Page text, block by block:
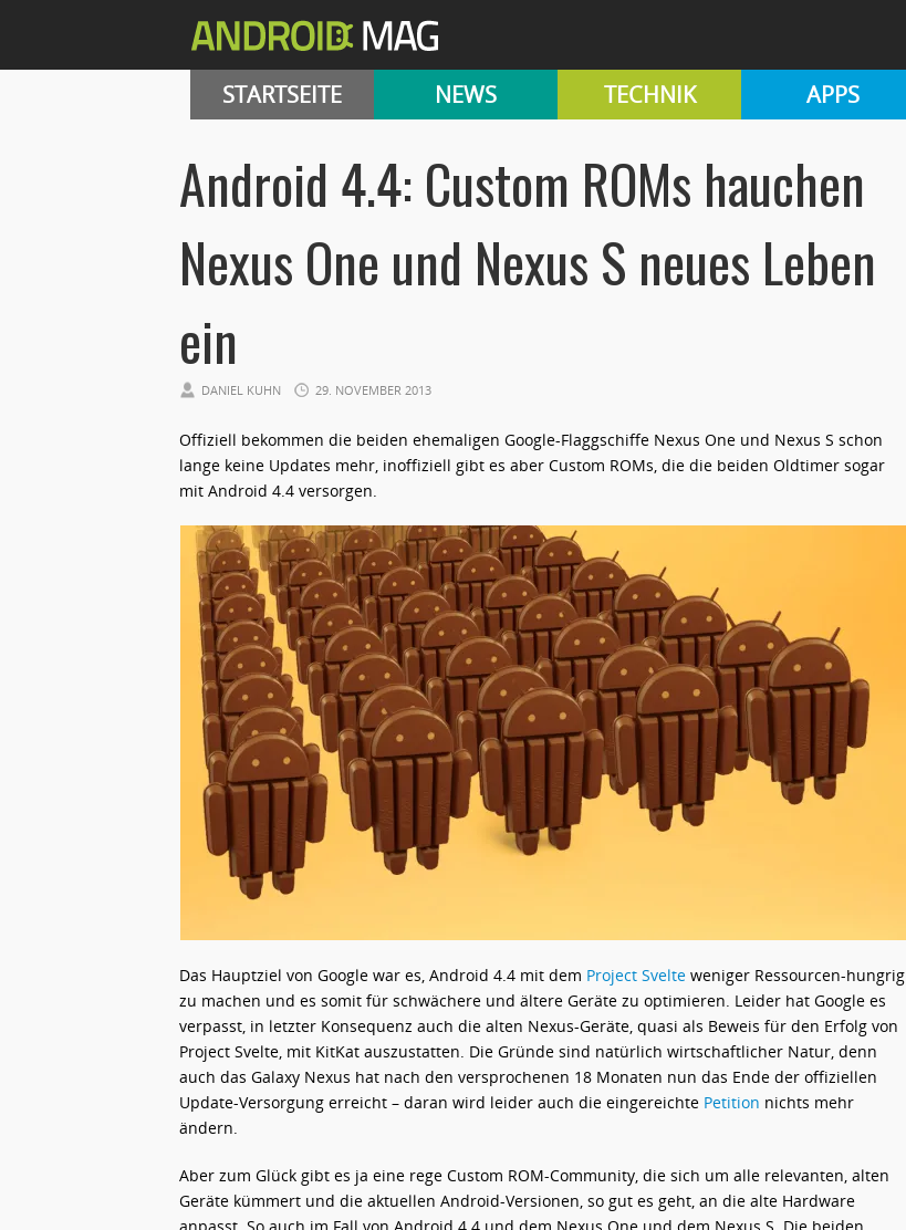
STARTSEITE NEWS TECHNIK APPS
Android 4.4: Custom ROMs hauchen
Nexus One und Nexus S neues Leben
ein
DANIEL KUHN 29. NOVEMBER 2013
Offiziell bekommen die beiden ehemaligen Google-Flaggschiffe Nexus One und Nexus S schon
lange keine Updates mehr, inoffiziell gibt es aber Custom ROMs, die die beiden Oldtimer sogar
mit Android 4.4 versorgen.
Das Hauptziel von Google war es, Android 4.4 mit dem Project Svelte weniger Ressourcen-hungrig
zu machen und es somit für schwächere und ältere Geräte zu optimieren. Leider hat Google es
verpasst, in letzter Konsequenz auch die alten Nexus-Geräte, quasi als Beweis für den Erfolg von
Project Svelte, mit KitKat auszustatten. Die Gründe sind natürlich wirtschaftlicher Natur, denn
auch das Galaxy Nexus hat nach den versprochenen 18 Monaten nun das Ende der offiziellen
Update-Versorgung erreicht – daran wird leider auch die eingereichte Petition nichts mehr
ändern.
Aber zum Glück gibt es ja eine rege Custom ROM-Community, die sich um alle relevanten, alten
Geräte kümmert und die aktuellen Android-Versionen, so gut es geht, an die alte Hardware